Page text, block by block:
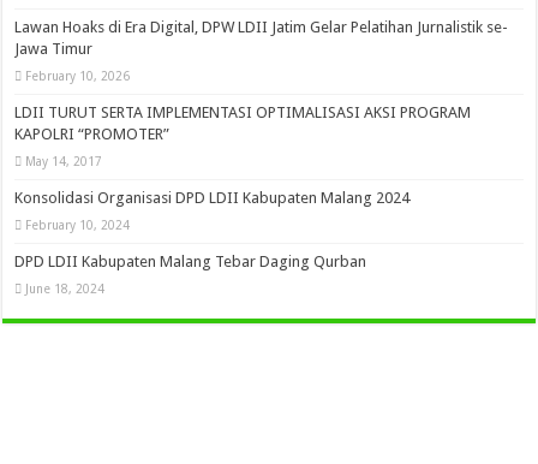
Lawan Hoaks di Era Digital, DPW LDII Jatim Gelar Pelatihan Jurnalistik se-
Jawa Timur
February 10, 2026
LDII TURUT SERTA IMPLEMENTASI OPTIMALISASI AKSI PROGRAM
KAPOLRI “PROMOTER”
May 14, 2017
Konsolidasi Organisasi DPD LDII Kabupaten Malang 2024
February 10, 2024
DPD LDII Kabupaten Malang Tebar Daging Qurban
June 18, 2024